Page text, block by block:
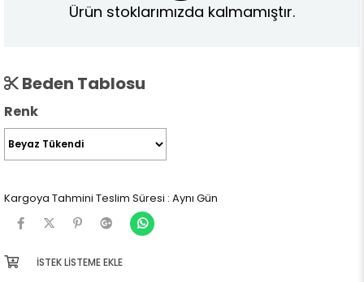
Ürün stoklarımızda kalmamıştır.
Beden Tablosu
Renk
Kargoya Tahmini Teslim Süresi : Aynı Gün
İSTEK LISTEME EKLE